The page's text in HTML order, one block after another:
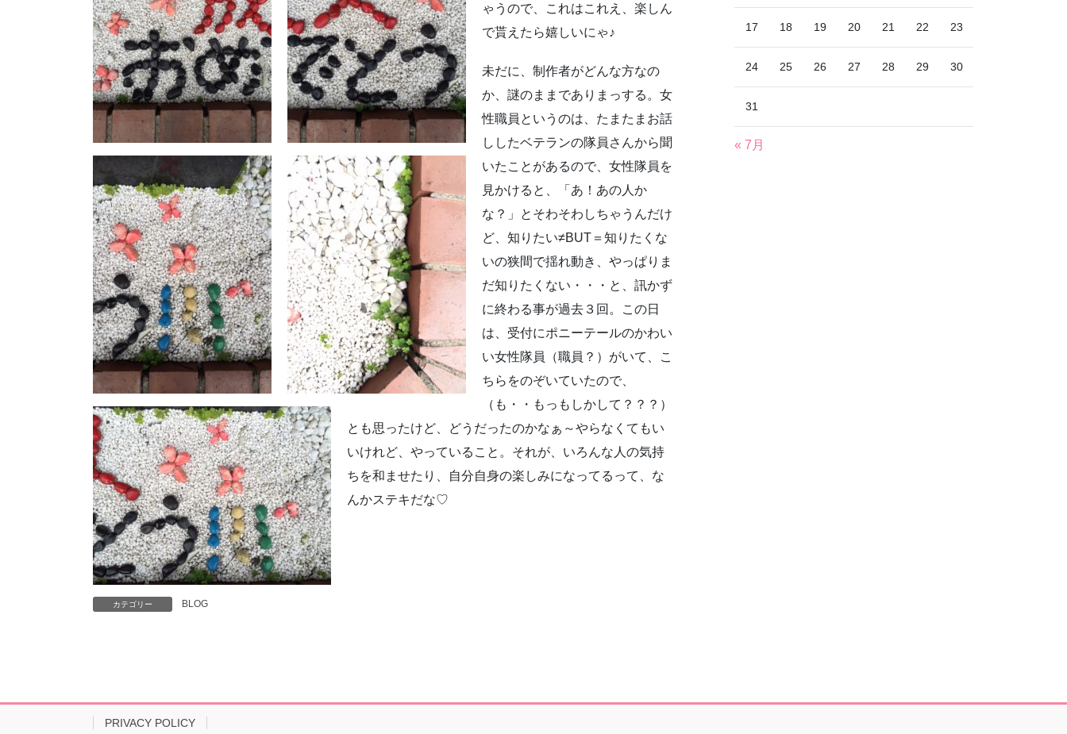
ゃうので、これはこれえ、楽しん
で貰えたら嬉しいにゃ♪
未だに、制作者がどんな方なの
か、謎のままでありまっする。女
性職員というのは、たまたまお話
ししたベテランの隊員さんから聞
いたことがあるので、女性隊員を
見かけると、「あ！あの人か
な？」とそわそわしちゃうんだけ
ど、知りたい≠BUT＝知りたくな
いの狭間で揺れ動き、やっぱりま
だ知りたくない・・・と、訊かず
に終わる事が過去３回。この日
は、受付にポニーテールのかわい
い女性隊員（職員？）がいて、こ
ちらをのぞいていたので、
（も・・もっもしかして？？？）
とも思ったけど、どうだったのかなぁ～やらなくてもい
いけれど、やっていること。それが、いろんな人の気持
ちを和ませたり、自分自身の楽しみになってるって、な
んかステキだな♡
カテゴリー BLOG
17 18 19 20 21 22 23
24 25 26 27 28 29 30
31
« 7月
PRIVACY POLICY